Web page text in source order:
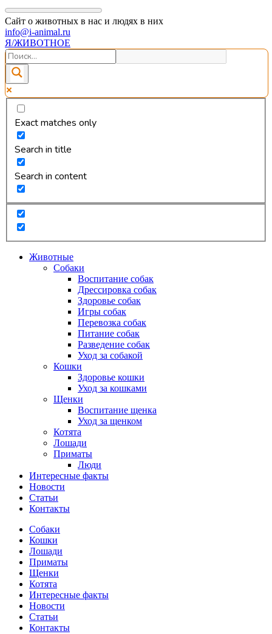
Сайт о животных в нас и людях в них
info@i-animal.ru
Я/ЖИВОТНОЕ
Exact matches only
Search in title
Search in content
Животные
Собаки
Воспитание собак
Дрессировка собак
Здоровье собак
Игры собак
Перевозка собак
Питание собак
Разведение собак
Уход за собакой
Кошки
Здоровье кошки
Уход за кошками
Щенки
Воспитание щенка
Уход за щенком
Котята
Лошади
Приматы
Люди
Интересные факты
Новости
Статьи
Контакты
Собаки
Кошки
Лошади
Приматы
Щенки
Котята
Интересные факты
Новости
Статьи
Контакты